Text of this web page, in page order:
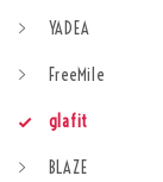
YADEA
FreeMile
glafit
BLAZE